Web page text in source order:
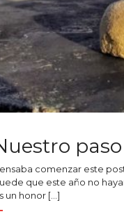
comenzar este
que este año no
un honor […]